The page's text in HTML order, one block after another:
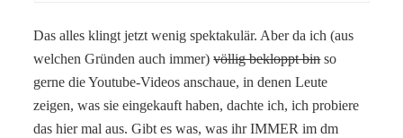
Das alles klingt jetzt wenig spektakulär. Aber da ich (aus
welchen Gründen auch immer)völlig bekloppt binso
gerne die Youtube-Videos anschaue, in denen Leute
zeigen, was sie eingekauft haben, dachte ich, ich probiere
das hier mal aus. Gibt es was, was ihr IMMER im dm